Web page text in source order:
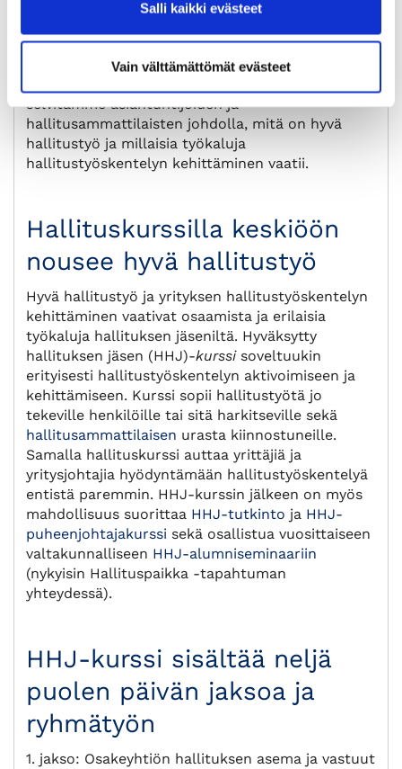
Salli kaikki evästeet
Vain välttämättömät evästeet
työskentelytavat (raportointi, strategiatyö,
avataan kurssilla erityisesti pk-yrityksen
näkökulmasta, hyvin käytännönläheisesti ja
selvitämme asiantuntijoiden ja
hallitusammattilaisten johdolla, mitä on hyvä
hallitustyö ja millaisia työkaluja
hallitustyöskentelyn kehittäminen vaatii.
Hallituskurssilla keskiöön
nousee hyvä hallitustyö
Hyvä hallitustyö ja yrityksen hallitustyöskentelyn
kehittäminen vaativat osaamista ja erilaisia
työkaluja hallituksen jäseniltä. Hyväksytty
hallituksen jäsen (HHJ)-kurssisoveltuukin
erityisesti hallitustyöskentelyn aktivoimiseen ja
kehittämiseen. Kurssi sopii hallitustyötä jo
tekeville henkilöille tai sitä harkitseville sekä
hallitusammattilaisen urasta kiinnostuneille.
Samalla hallituskurssi auttaa yrittäjiä ja
yritysjohtajia hyödyntämään hallitustyöskentelyä
entistä paremmin. HHJ-kurssin jälkeen on myös
mahdollisuus suorittaa HHJ-tutkinto ja HHJ-
puheenjohtajakurssi sekä osallistua vuosittaiseen
valtakunnalliseen HHJ-alumniseminaariin
(nykyisin Hallituspaikka -tapahtuman
yhteydessä).
HHJ-kurssi sisältää neljä
puolen päivän jaksoa ja
ryhmätyön
1. jakso: Osakeyhtiön hallituksen asema ja vastuut